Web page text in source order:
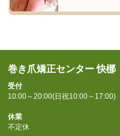
巻き爪矯正センター 快梛
受付
10:00～20:00(日祝10:00～17:00)
休業
不定休